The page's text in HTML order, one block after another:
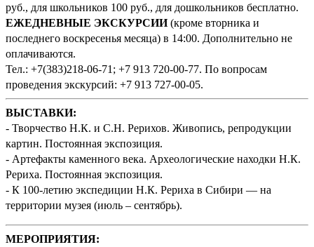
руб., для школьников 100 руб., для дошкольников бесплатно.
ЕЖЕДНЕВНЫЕ ЭКСКУРСИИ(кроме вторника и
последнего воскресенья месяца) в 14:00. Дополнительно не
оплачиваются.
Тел.: +7(383)218-06-71; +7 913 720-00-77. По вопросам
проведения экскурсий: +7 913 727-00-05.
ВЫСТАВКИ:
- Творчество Н.К. и С.Н. Рерихов. Живопись, репродукции
картин. Постоянная экспозиция.
- Артефакты каменного века. Археологические находки Н.К.
Рериха. Постоянная экспозиция.
- К 100-летию экспедиции Н.К. Рериха в Сибири — на
территории музея (июль – сентябрь).
МЕРОПРИЯТИЯ: